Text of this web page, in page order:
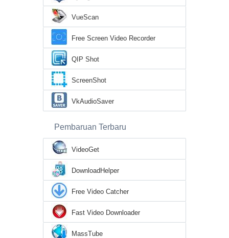
VueScan
Free Screen Video Recorder
QIP Shot
ScreenShot
VkAudioSaver
Pembaruan Terbaru
VideoGet
DownloadHelper
Free Video Catcher
Fast Video Downloader
MassTube